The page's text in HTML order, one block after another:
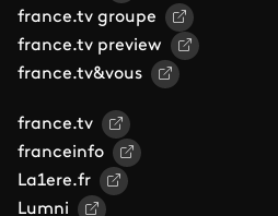
france.tv groupe
france.tv preview
france.tv&vous
france.tv
franceinfo
La1ere.fr
Lumni